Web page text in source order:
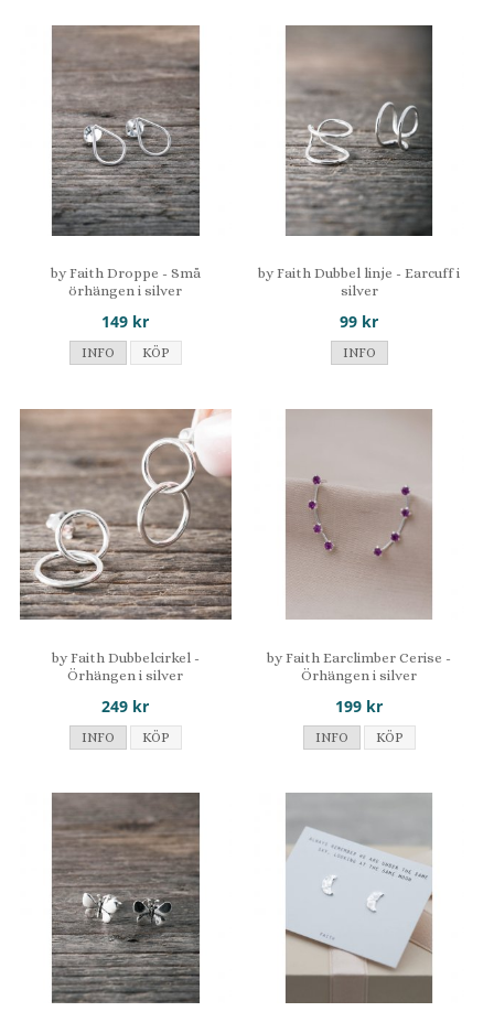
by Faith Droppe - Små
örhängen i silver
149 kr
INFO KÖP
by Faith Dubbel linje - Earcuff i
silver
99 kr
INFO
by Faith Dubbelcirkel -
Örhängen i silver
249 kr
INFO KÖP
by Faith Earclimber Cerise -
Örhängen i silver
199 kr
INFO KÖP